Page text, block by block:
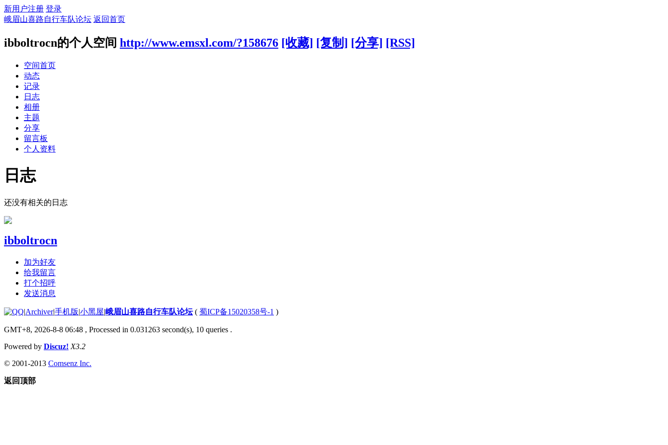
新用户注册 登录
峨眉山喜路自行车队论坛 返回首页
ibboltrocn的个人空间 http://www.emsxl.com/?158676 [收藏] [复制] [分享] [RSS]
空间首页
动态
记录
日志
相册
主题
分享
留言板
个人资料
日志
还没有相关的日志
ibboltrocn
加为好友
给我留言
打个招呼
发送消息
|Archiver|手机版|小黑屋|峨眉山喜路自行车队论坛( 蜀ICP备15020358号-1 )
GMT+8, 2026-8-8 06:48 , Processed in 0.031263 second(s), 10 queries .
Powered by Discuz! X3.2
© 2001-2013 Comsenz Inc.
返回顶部